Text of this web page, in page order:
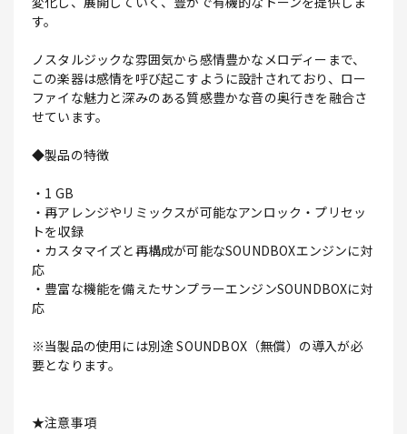
す。
ノスタルジックな雰囲気から感情豊かなメロディーまで、
この楽器は感情を呼び起こすように設計されており、ロー
ファイな魅力と深みのある質感豊かな音の奥行きを融合さ
せています。
◆製品の特徴
・1 GB
・再アレンジやリミックスが可能なアンロック・プリセッ
トを収録
・カスタマイズと再構成が可能なSOUNDBOXエンジンに対
応
・豊富な機能を備えたサンプラーエンジンSOUNDBOXに対
応
※当製品の使用には別途 SOUNDBOX（無償）の導入が必
要となります。
★注意事項